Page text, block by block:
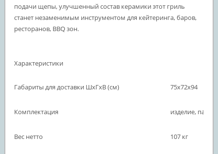
подачи щепы, улучшенный состав керамики этот гриль
станет незаменимым инструментом для кейтеринга, баров,
ресторанов, BBQ зон.
Характеристики
Габариты для доставки ШхГхВ (см) 75х72х94
Комплектация изделие,
Вес нетто 107 кг